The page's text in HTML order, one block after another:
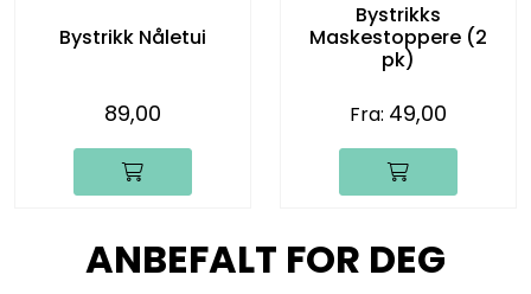
Bystrikk Nåletui
89,00
Bystrikks
Maskestoppere (2
pk)
Fra: 49,00
ANBEFALT FOR DEG